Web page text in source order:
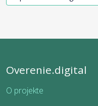
Overenie.digital
O projekte